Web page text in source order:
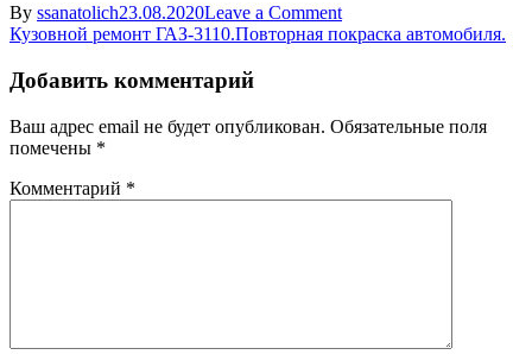
By ssanatolich23.08.2020Leave a Commenton
pokraska
Навигация
по
записям
Кузовной ремонт ГАЗ-3110.Повторная покраска автомобиля.
Добавить комментарий
Ваш адрес email не будет опубликован. Обязательные поля
помечены *
Комментарий *